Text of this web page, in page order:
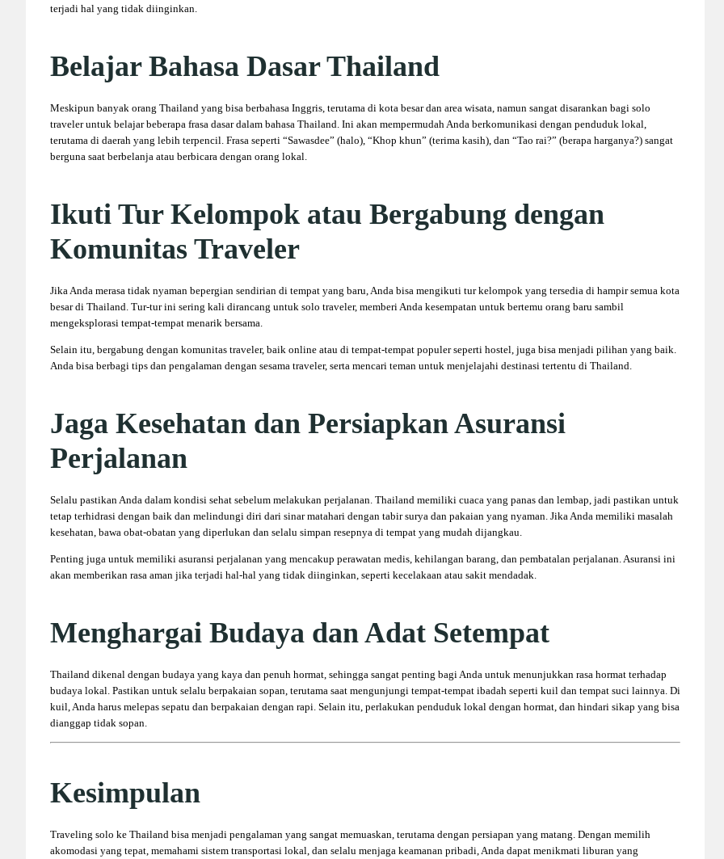
terjadi hal yang tidak diinginkan.
Belajar Bahasa Dasar Thailand
Meskipun banyak orang Thailand yang bisa berbahasa Inggris, terutama di kota besar dan area wisata, namun sangat disarankan bagi solo
traveler untuk belajar beberapa frasa dasar dalam bahasa Thailand. Ini akan mempermudah Anda berkomunikasi dengan penduduk lokal,
terutama di daerah yang lebih terpencil. Frasa seperti “Sawasdee” (halo), “Khop khun” (terima kasih), dan “Tao rai?” (berapa harganya?) sangat
berguna saat berbelanja atau berbicara dengan orang lokal.
Ikuti Tur Kelompok atau Bergabung dengan
Komunitas Traveler
Jika Anda merasa tidak nyaman bepergian sendirian di tempat yang baru, Anda bisa mengikuti tur kelompok yang tersedia di hampir semua kota
besar di Thailand. Tur-tur ini sering kali dirancang untuk solo traveler, memberi Anda kesempatan untuk bertemu orang baru sambil
mengeksplorasi tempat-tempat menarik bersama.
Selain itu, bergabung dengan komunitas traveler, baik online atau di tempat-tempat populer seperti hostel, juga bisa menjadi pilihan yang baik.
Anda bisa berbagi tips dan pengalaman dengan sesama traveler, serta mencari teman untuk menjelajahi destinasi tertentu di Thailand.
Jaga Kesehatan dan Persiapkan Asuransi
Perjalanan
Selalu pastikan Anda dalam kondisi sehat sebelum melakukan perjalanan. Thailand memiliki cuaca yang panas dan lembap, jadi pastikan untuk
tetap terhidrasi dengan baik dan melindungi diri dari sinar matahari dengan tabir surya dan pakaian yang nyaman. Jika Anda memiliki masalah
kesehatan, bawa obat-obatan yang diperlukan dan selalu simpan resepnya di tempat yang mudah dijangkau.
Penting juga untuk memiliki asuransi perjalanan yang mencakup perawatan medis, kehilangan barang, dan pembatalan perjalanan. Asuransi ini
akan memberikan rasa aman jika terjadi hal-hal yang tidak diinginkan, seperti kecelakaan atau sakit mendadak.
Menghargai Budaya dan Adat Setempat
Thailand dikenal dengan budaya yang kaya dan penuh hormat, sehingga sangat penting bagi Anda untuk menunjukkan rasa hormat terhadap
budaya lokal. Pastikan untuk selalu berpakaian sopan, terutama saat mengunjungi tempat-tempat ibadah seperti kuil dan tempat suci lainnya. Di
kuil, Anda harus melepas sepatu dan berpakaian dengan rapi. Selain itu, perlakukan penduduk lokal dengan hormat, dan hindari sikap yang bisa
dianggap tidak sopan.
Kesimpulan
Traveling solo ke Thailand bisa menjadi pengalaman yang sangat memuaskan, terutama dengan persiapan yang matang. Dengan memilih
akomodasi yang tepat, memahami sistem transportasi lokal, dan selalu menjaga keamanan pribadi, Anda dapat menikmati liburan yang